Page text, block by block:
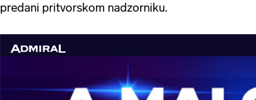
predani pritvorskom nadzorniku.